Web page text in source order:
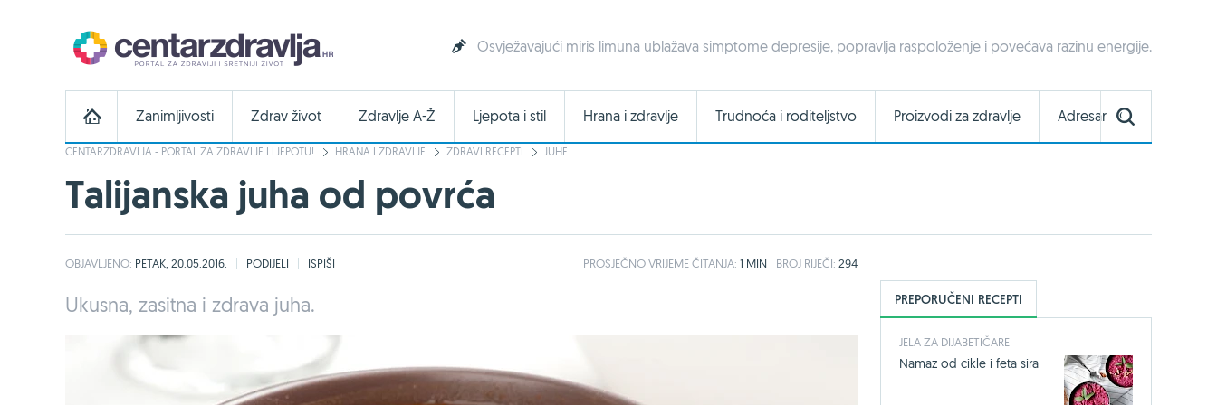
Osvježavajući miris limuna ublažava simptome depresije, popravlja raspoloženje i povećava razinu energije.
Zanimljivosti Zdrav život Zdravlje A-Ž Ljepota i stil Hrana i zdravlje Trudnoća i roditeljstvo Proizvodi za zdravlje Adresar
CENTARZDRAVLJA - PORTAL ZA ZDRAVLJE I LJEPOTU! HRANA I ZDRAVLJE ZDRAVI RECEPTI JUHE
Talijanska juha od povrća
OBJAVLJENO: PETAK, 20.05.2016. PODIJELI ISPIŠI PROSJEČNOVRIJEME ČITANJA: 1 MIN BROJ RIJEČI: 294
Ukusna, zasitna i zdrava juha. PREPORUČENI RECEPTI
JELA ZA DIJABETIČARE
Namaz od cikle i feta sira